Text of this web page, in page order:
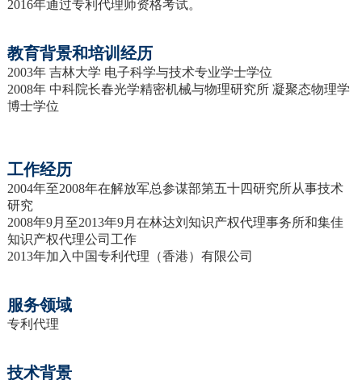
2016年通过专利代理师资格考试。
教育背景和培训经历
2003年 吉林大学 电子科学与技术专业学士学位
2008年 中科院长春光学精密机械与物理研究所 凝聚态物理学
博士学位
工作经历
2004年至2008年在解放军总参谋部第五十四研究所从事技术
研究
2008年9月至2013年9月在林达刘知识产权代理事务所和集佳
知识产权代理公司工作
2013年加入中国专利代理（香港）有限公司
服务领域
专利代理
技术背景